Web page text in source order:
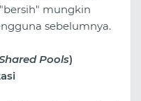
mungkin
sebelumnya.
Pools)